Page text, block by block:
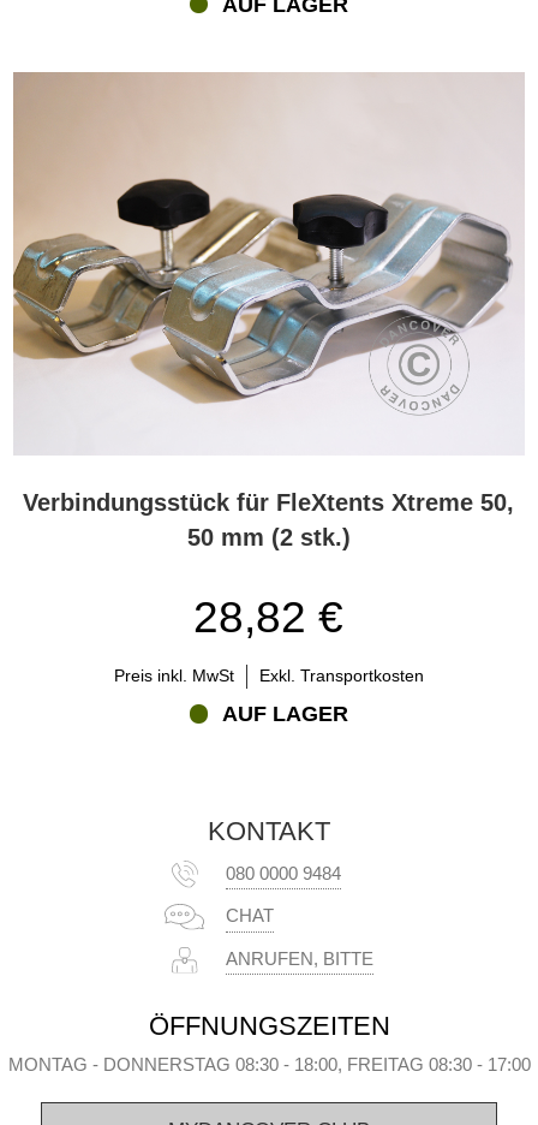
Pfosten (oder an mehreren, wie beim Faltpavillon 3x6 m Xtreme,
Steckverbinder – Teil des FleXtents® Zubehörsortiments
Die Steckverbinder sind ein wichtiges Zubehör, wenn Sie zwei oder
mehrere FleXtents® Faltpavillons kombinieren. Aber wir haben für
unsere beliebten Faltpavillons ein breites Sortiment an weiterem
Zubehör: Regenrinnen, um sicherzustellen, dass die zwei
kombinierten Pavillons wasserdicht sind; Fugenfüllstoff, um bei der
Kombination von zwei Faltpavillons eine bessere Optik zu erzielen,
Seitenwände, Vorhänge, Zusatzgewichte, Sturmgurte,
Grundrahmen, Moskitonetze und vieles mehr.
Verbindungsstück für FleXtents Xtreme 50,
50 mm (2 stk.)
28,82 €
Preis inkl. MwSt Exkl. Transportkosten
AUF LAGER
KONTAKT
080 0000 9484
CHAT
ANRUFEN, BITTE
ÖFFNUNGSZEITEN
MONTAG - DONNERSTAG 08:30 - 18:00, FREITAG 08:30 - 17:00